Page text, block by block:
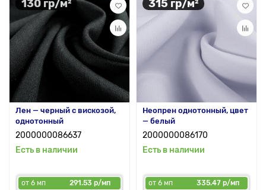
130 гр/м²
Лен — черный с вискозой,
однотонный
2000000086637
Есть в наличии
от 6 мп
291.53 р/мп
315 гр/м²
Неопрен однотонный, цвет
— белый
2000000086170
Есть в наличии
от 6 мп
335.47 р/мп